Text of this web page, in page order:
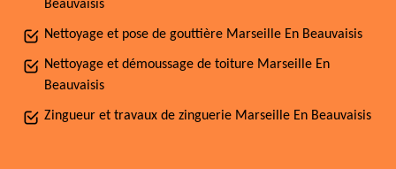
Beauvaisis
Nettoyage et pose de gouttière Marseille En Beauvaisis
Nettoyage et démoussage de toiture Marseille En
Beauvaisis
Zingueur et travaux de zinguerie Marseille En Beauvaisis